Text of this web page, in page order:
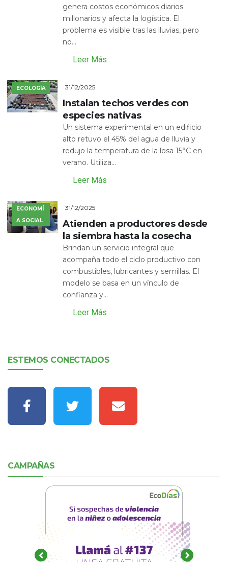
genera costos económicos diarios
millonarios y afecta la logística. El
problema es visible tras las lluvias, pero
no...
Leer Más
ECOLOGÍA 31/12/2025
Instalan techos verdes con
especies nativas
Un sistema experimental en un edificio
alto retuvo el 45% del agua de lluvia y
redujo la temperatura de la losa 15°C en
verano. Utiliza...
Leer Más
ECONOMÍ
A SOCIAL
31/12/2025
Atienden a productores desde
la siembra hasta la cosecha
Brindan un servicio integral que
acompaña todo el ciclo productivo con
combustibles, lubricantes y semillas. El
modelo se basa en un vínculo de
confianza y...
Leer Más
ESTEMOS CONECTADOS
CAMPAÑAS